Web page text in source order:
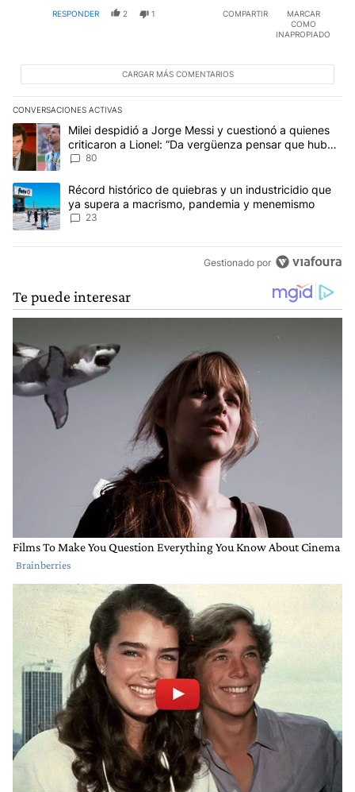
RESPONDER 2 1 COMPARTIR
MARCAR
COMO
INAPROPIADO
CARGAR MÁS COMENTARIOS
CONVERSACIONES ACTIVAS
Este listado muestra los artículos con más comentarios en los
Un artículo de tendencia con el título "Milei despidió a Jorge
Milei despidió a Jorge Messi y cuestionó a quienes
criticaron a Lionel: “Da vergüenza pensar que hubo
anti-Messi”
80
Un artículo de tendencia con el título "Récord histórico de
Récord histórico de quiebras y un industricidio que
ya supera a macrismo, pandemia y menemismo
23
Gestionado por